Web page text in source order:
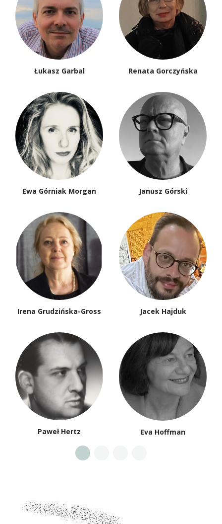
Łukasz Garbal Renata Gorczyńska
Ewa Górniak Morgan Janusz Górski
Irena Grudzińska-Gross Jacek Hajduk
Paweł Hertz Eva Hoffman